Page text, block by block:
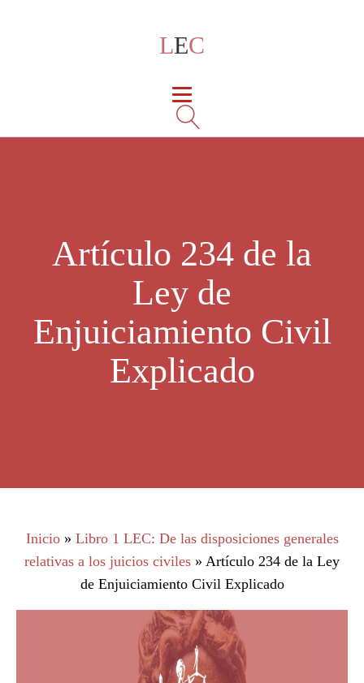
LEC
Artículo 234 de la
Ley de
Enjuiciamiento Civil
Explicado
Inicio» Libro 1 LEC: De las disposiciones generales
relativas a los juicios civiles » Artículo 234 de la Ley
de Enjuiciamiento Civil Explicado